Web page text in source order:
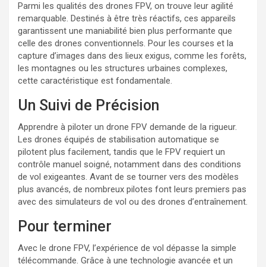
Parmi les qualités des drones FPV, on trouve leur agilité
remarquable. Destinés à être très réactifs, ces appareils
garantissent une maniabilité bien plus performante que
celle des drones conventionnels. Pour les courses et la
capture d’images dans des lieux exigus, comme les forêts,
les montagnes ou les structures urbaines complexes,
cette caractéristique est fondamentale.
Un Suivi de Précision
Apprendre à piloter un drone FPV demande de la rigueur.
Les drones équipés de stabilisation automatique se
pilotent plus facilement, tandis que le FPV requiert un
contrôle manuel soigné, notamment dans des conditions
de vol exigeantes. Avant de se tourner vers des modèles
plus avancés, de nombreux pilotes font leurs premiers pas
avec des simulateurs de vol ou des drones d’entraînement.
Pour terminer
Avec le drone FPV, l’expérience de vol dépasse la simple
télécommande. Grâce à une technologie avancée et un